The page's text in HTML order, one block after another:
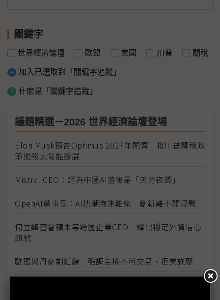
關鍵字
世界經濟論壇 歐盟 美國 川普 關稅
加入已選取到「關鍵字追蹤」
什麼是「關鍵字追蹤」
議題精選－2026 世界經濟論壇登場
Elon Musk預告Optimus 2027年開賣 批川普關稅政
策扼殺太陽能發展
Mistral CEO：認為中國AI落後是「天方夜譚」
OpenAI董事長：AI熱潮泡沫難免 創新離不開混戰
何立峰密會蘋果等跨國企業CEO 釋出穩定外資信心
訊號
歐盟與丹麥劃紅線 強調主權不可交易、拒美施壓